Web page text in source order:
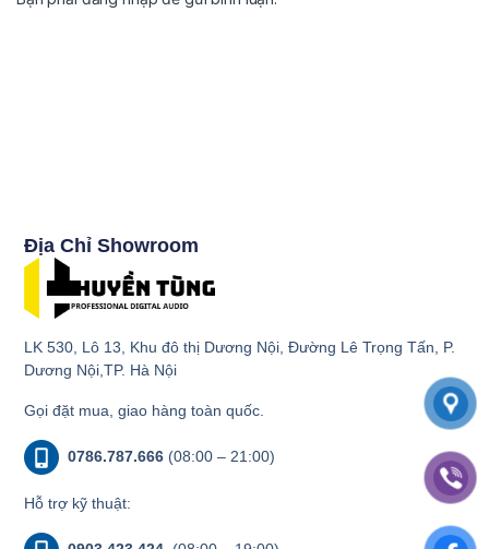
Địa Chỉ Showroom
LK 530, Lô 13, Khu đô thị Dương Nội, Đường Lê Trọng Tấn, P.
Dương Nội,TP. Hà Nội
Gọi đặt mua, giao hàng toàn quốc.
0786.787.666 (08:00 – 21:00)
Hỗ trợ kỹ thuật: